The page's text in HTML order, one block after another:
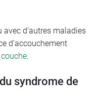
d’autres maladies
d’accouchement
.
syndrome de